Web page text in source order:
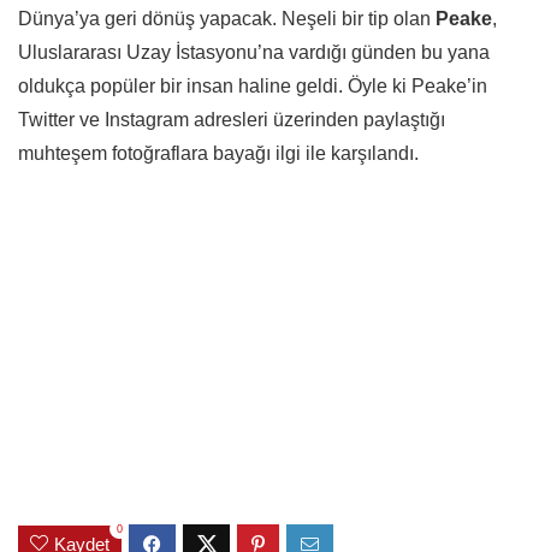
Dünya’ya geri dönüş yapacak. Neşeli bir tip olan Peake,
Uluslararası Uzay İstasyonu’na vardığı günden bu yana
oldukça popüler bir insan haline geldi. Öyle ki Peake’in
Twitter ve Instagram adresleri üzerinden paylaştığı
muhteşem fotoğraflara bayağı ilgi ile karşılandı.
Kaydet
0